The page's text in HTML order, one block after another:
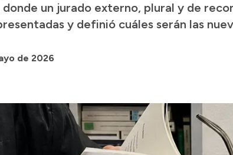
donde un jurado externo, plural y de
y definió cuáles serán las
de 2026